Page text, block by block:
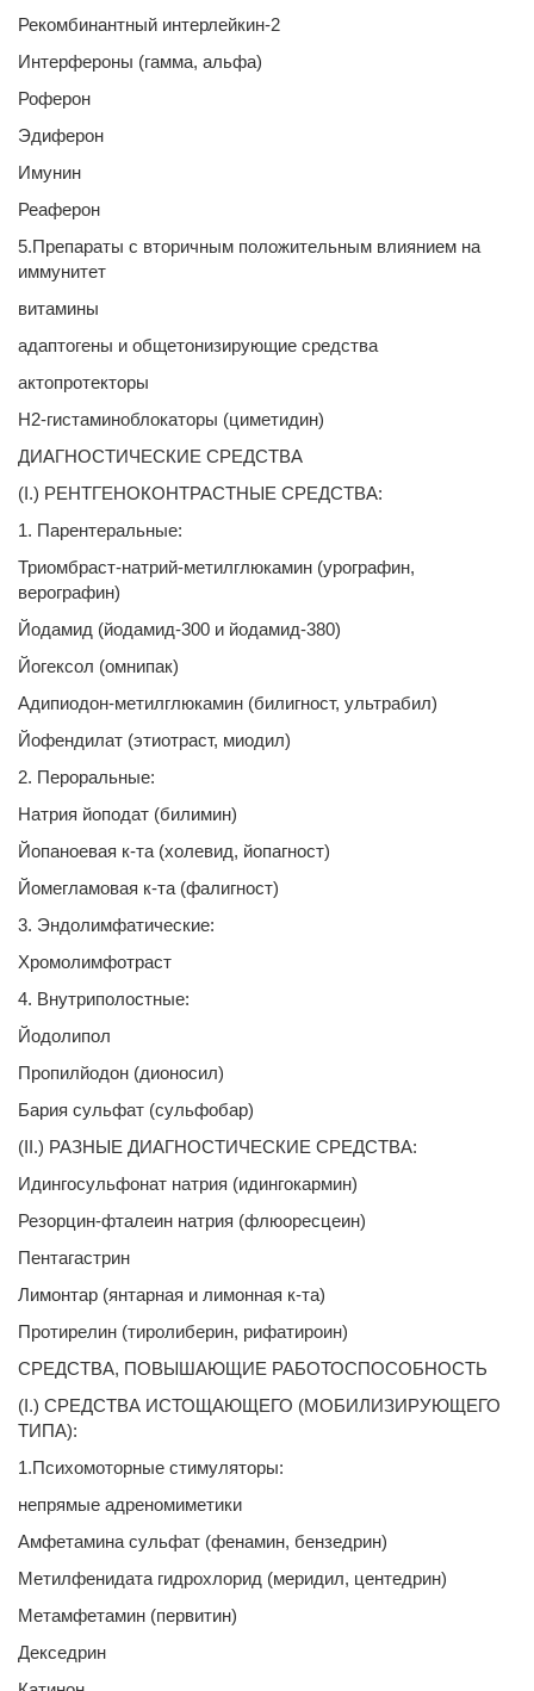
Рекомбинантный интерлейкин-2
Интерфероны (гамма, альфа)
Роферон
Эдиферон
Имунин
Реаферон
5.Препараты с вторичным положительным влиянием на
иммунитет
витамины
адаптогены и общетонизирующие средства
актопротекторы
Н2-гистаминоблокаторы (циметидин)
ДИАГНОСТИЧЕСКИЕ СРЕДСТВА
(I.) РЕНТГЕНОКОНТРАСТНЫЕ СРЕДСТВА:
1. Парентеральные:
Триомбраст-натрий-метилглюкамин (урографин,
верографин)
Йодамид (йодамид-300 и йодамид-380)
Йогексол (омнипак)
Адипиодон-метилглюкамин (билигност, ультрабил)
Йофендилат (этиотраст, миодил)
2. Пероральные:
Натрия йоподат (билимин)
Йопаноевая к-та (холевид, йопагност)
Йомегламовая к-та (фалигност)
3. Эндолимфатические:
Хромолимфотраст
4. Внутриполостные:
Йодолипол
Пропилйодон (дионосил)
Бария сульфат (сульфобар)
(II.) РАЗНЫЕ ДИАГНОСТИЧЕСКИЕ СРЕДСТВА:
Идингосульфонат натрия (идингокармин)
Резорцин-фталеин натрия (флюоресцеин)
Пентагастрин
Лимонтар (янтарная и лимонная к-та)
Протирелин (тиролиберин, рифатироин)
СРЕДСТВА, ПОВЫШАЮЩИЕ РАБОТОСПОСОБНОСТЬ
(I.) СРЕДСТВА ИСТОЩАЮЩЕГО (МОБИЛИЗИРУЮЩЕГО
ТИПА):
1.Психомоторные стимуляторы:
непрямые адреномиметики
Амфетамина сульфат (фенамин, бензедрин)
Метилфенидата гидрохлорид (меридил, центедрин)
Метамфетамин (первитин)
Декседрин